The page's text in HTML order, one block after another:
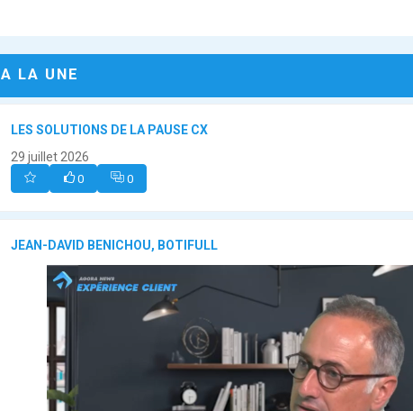
A LA UNE
LES SOLUTIONS DE LA PAUSE CX
29 juillet 2026
0 0
JEAN-DAVID BENICHOU, BOTIFULL